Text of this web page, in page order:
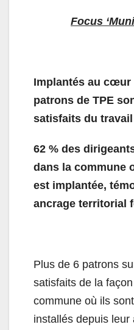
Focus
Implantés au
patrons de TPE
satisfaits du travail
62 % des
dans la commune
est implantée,
ancrage territorial
Plus de 6 patrons
satisfaits de la
commune où ils
installés depuis leur